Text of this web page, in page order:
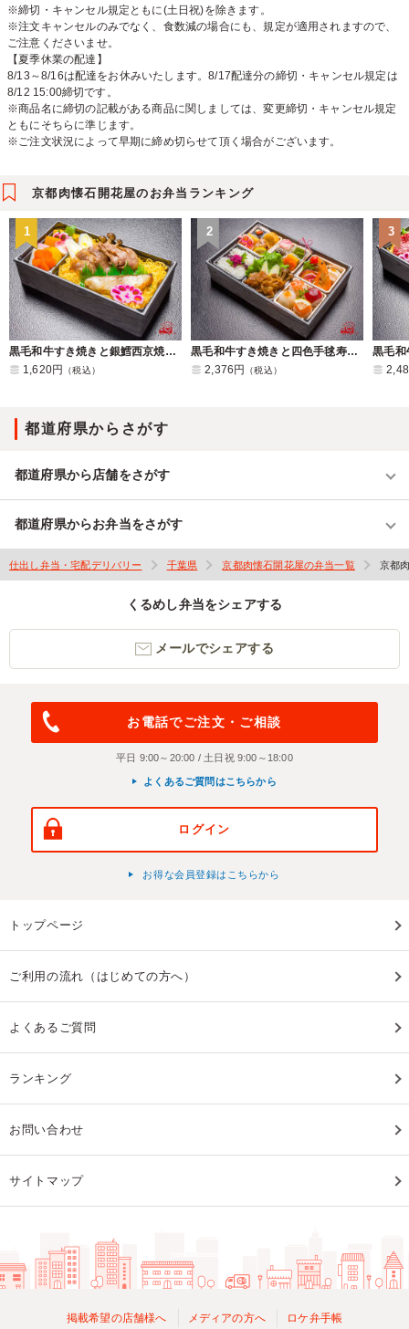
※締切・キャンセル規定ともに(土日祝)を除きます。
※注文キャンセルのみでなく、食数減の場合にも、規定が適用されますので、
ご注意くださいませ。
【夏季休業の配達】
8/13～8/16は配達をお休みいたします。8/17配達分の締切・キャンセル規定は
8/12 15:00締切です。
※商品名に締切の記載がある商品に関しましては、変更締切・キャンセル規定
ともにそちらに準じます。
※ご注文状況によって早期に締め切らせて頂く場合がございます。
京都肉懐石開花屋のお弁当ランキング
1
黒毛和牛すき焼きと銀鱈西京焼き京都肉懐石弁当
1,620円
（税込）
2
黒毛和牛すき焼きと四色手毬寿司の京都肉懐石弁当
2,376円
（税込）
3
都道府県からさがす
都道府県から店舗をさがす
都道府県からお弁当をさがす
仕出し弁当・宅配デリバリー 千葉県 京都肉懐石開花屋の弁当一覧 京都
くるめし弁当をシェアする
メールでシェアする
お電話でご注文・ご相談
平日 9:00～20:00 / 土日祝 9:00～18:00
よくあるご質問はこちらから
ログイン
お得な会員登録はこちらから
トップページ
ご利用の流れ（はじめての方へ）
よくあるご質問
ランキング
お問い合わせ
サイトマップ
掲載希望の店舗様へ メディアの方へ ロケ弁手帳